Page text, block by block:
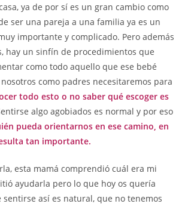
ya de por sí es un gran cambio como
ser una pareja a una familia ya es un
importante y complicado. Pero además
hay un sinfín de procedimientos que
como todo aquello que ese bebé
como padres necesitaremos para
todo esto o no saber qué escoger es
algo agobiados es normal y por eso
pueda orientarnos en ese camino, en
tan importante.
esta mamá comprendió cuál era mi
ayudarla pero lo que hoy os quería
así es natural, que no tenemos